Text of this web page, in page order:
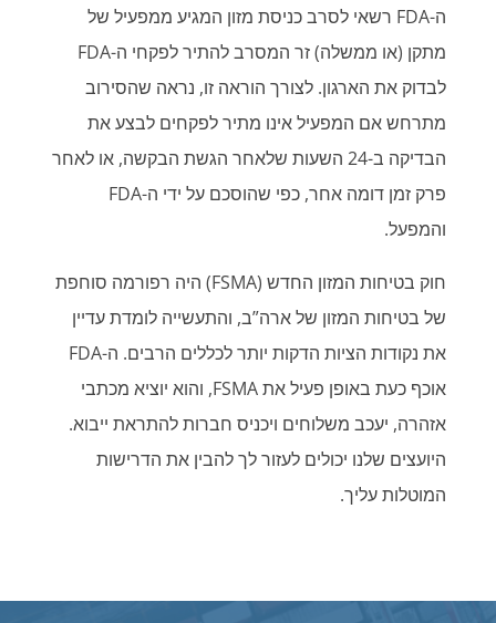
ה-FDA רשאי לסרב כניסת מזון המגיע ממפעיל של
מתקן (או ממשלה) זר המסרב להתיר לפקחי ה-FDA
לבדוק את הארגון. לצורך הוראה זו, נראה שהסירוב
מתרחש אם המפעיל אינו מתיר לפקחים לבצע את
הבדיקה ב-24 השעות שלאחר הגשת הבקשה, או לאחר
פרק זמן דומה אחר, כפי שהוסכם על ידי ה-FDA
והמפעל.
חוק בטיחות המזון החדש (FSMA) היה רפורמה סוחפת
של בטיחות המזון של ארה”ב, והתעשייה לומדת עדיין
את נקודות הציות הדקות יותר לכללים הרבים. ה-FDA
אוכף כעת באופן פעיל את FSMA, והוא יוציא מכתבי
אזהרה, יעכב משלוחים ויכניס חברות להתראת ייבוא.
היועצים שלנו יכולים לעזור לך להבין את הדרישות
המוטלות עליך.